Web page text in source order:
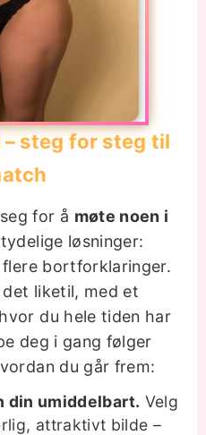
steg for steg til
for å møte noen i
løsninger:
bortforklaringer.
liketil, med et
du hele tiden har
deg i gang følger
du går frem:
din umiddelbart. Velg
attraktivt bilde –